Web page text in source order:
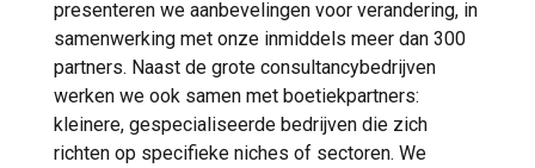
presenteren we aanbevelingen voor verandering, in
samenwerking met onze inmiddels meer dan 300
partners. Naast de grote consultancybedrijven
werken we ook samen met boetiekpartners:
kleinere, gespecialiseerde bedrijven die zich
richten op specifieke niches of sectoren. We